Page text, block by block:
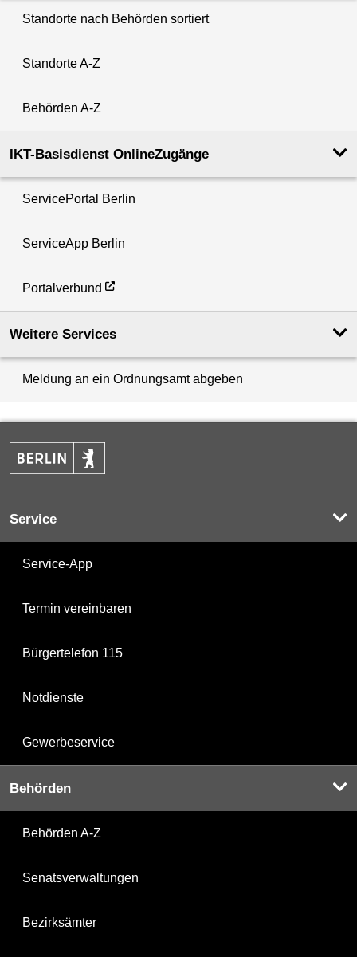
Standorte nach Behörden sortiert
Standorte A-Z
Behörden A-Z
IKT-Basisdienst OnlineZugänge
ServicePortal Berlin
ServiceApp Berlin
Portalverbund
Weitere Services
Meldung an ein Ordnungsamt abgeben
Service
Service-App
Termin vereinbaren
Bürgertelefon 115
Notdienste
Gewerbeservice
Behörden
Behörden A-Z
Senatsverwaltungen
Bezirksämter